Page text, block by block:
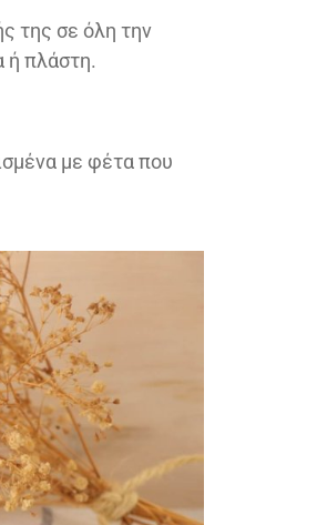
της σε όλη την
ή πλάστη.
με φέτα που